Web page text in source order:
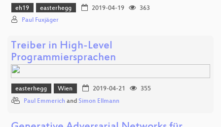
eh19 easterhegg 2019-04-19
363
Paul Fuxjäger
Treiber in High-Level
Programmiersprachen
easterhegg Wien 2019-04-21
355
Paul Emmerich and Simon Ellmann